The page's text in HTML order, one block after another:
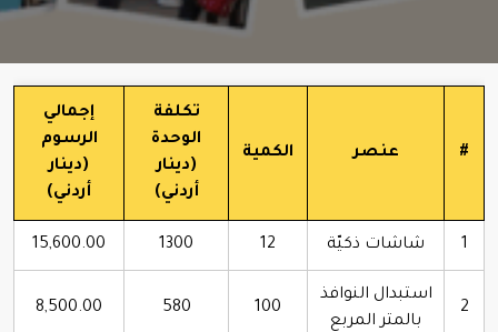
# عنصر الكمية
تكلفة
الوحدة
(دينار
أردني)
إجمالي
الرسوم
(دينار
أردني)
1 شاشات ذكيّة 12
1300
15,600.00
2
استبدال النوافذ
بالمتر المربع
100
580
8,500.00